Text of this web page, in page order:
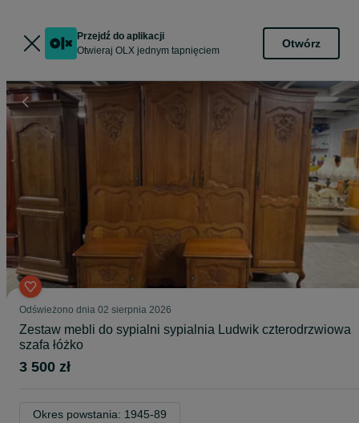
Przejdź do aplikacji
Otwieraj OLX jednym tapnięciem
Otwórz
Odświeżono dnia 02 sierpnia 2026
Zestaw mebli do sypialni sypialnia Ludwik czterodrzwiowa
szafa łóżko
3 500 zł
Okres powstania: 1945-89